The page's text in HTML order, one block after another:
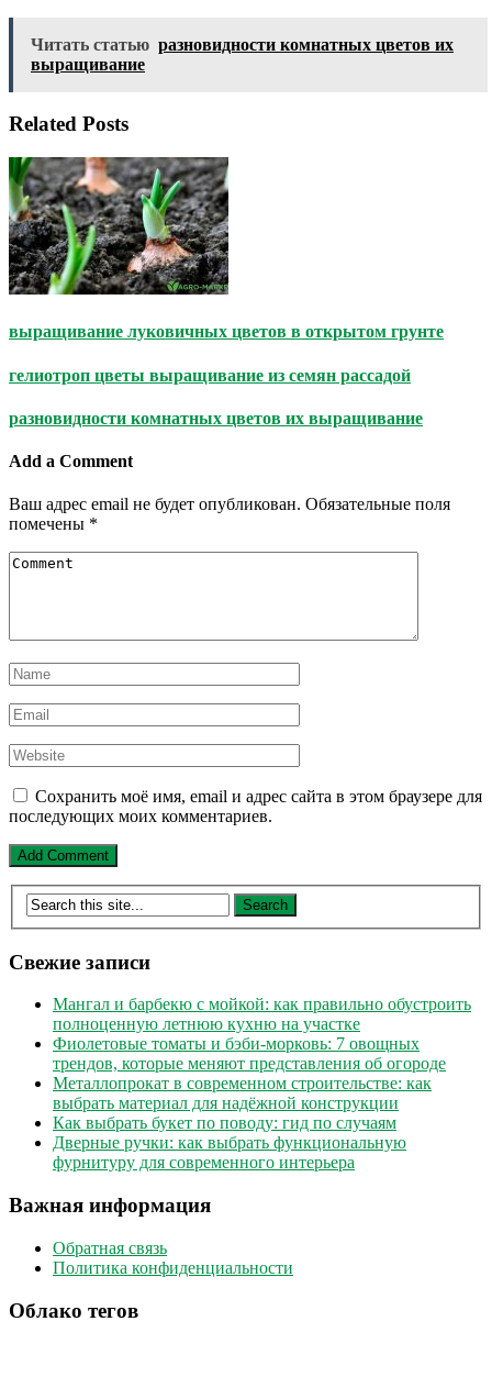
Читать статью разновидности комнатных цветов их
выращивание
Related Posts
выращивание луковичных цветов в открытом грунте
гелиотроп цветы выращивание из семян рассадой
разновидности комнатных цветов их выращивание
Add a Comment
Ваш адрес email не будет опубликован. Обязательные поля
помечены *
Сохранить моё имя, email и адрес сайта в этом браузере для
последующих моих комментариев.
Свежие записи
Мангал и барбекю с мойкой: как правильно обустроить
полноценную летнюю кухню на участке
Фиолетовые томаты и бэби-морковь: 7 овощных
трендов, которые меняют представления об огороде
Металлопрокат в современном строительстве: как
выбрать материал для надёжной конструкции
Как выбрать букет по поводу: гид по случаям
Дверные ручки: как выбрать функциональную
фурнитуру для современного интерьера
Важная информация
Обратная связь
Политика конфиденциальности
Облако тегов